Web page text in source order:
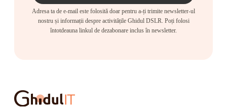
Adresa ta de e-mail este folosită doar pentru a-ți trimite newsletter-ul
nostru și informații despre activitățile Ghidul DSLR. Poți folosi
întotdeauna linkul de dezabonare inclus în newsletter.